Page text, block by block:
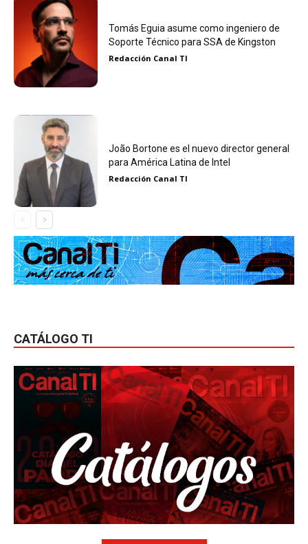
Tomás Eguia asume como ingeniero de
Soporte Técnico para SSA de Kingston
Redacción Canal TI
João Bortone es el nuevo director general
para América Latina de Intel
Redacción Canal TI
CATÁLOGO TI